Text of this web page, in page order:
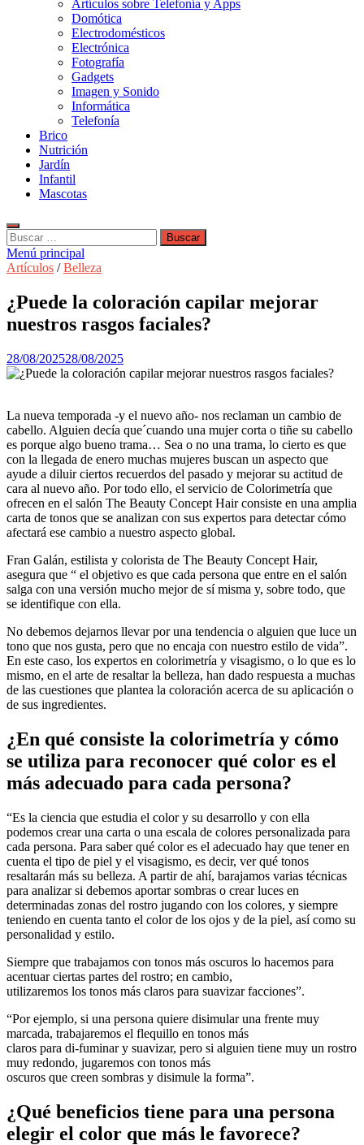
Artículos sobre Telefonía y Apps
Domótica
Electrodomésticos
Electrónica
Fotografía
Gadgets
Imagen y Sonido
Informática
Telefonía
Brico
Nutrición
Jardín
Infantil
Mascotas
Buscar:
Menú principal
Artículos /Belleza
¿Puede la coloración capilar mejorar
nuestros rasgos faciales?
28/08/202528/08/2025
La nueva temporada -y el nuevo año- nos reclaman un cambio de
cabello. Alguien decía que´cuando una mujer corta o tiñe su cabello
es porque algo bueno trama… Sea o no una trama, lo cierto es que
con la llegada de enero muchas mujeres buscan un aspecto que
ayude a diluir ciertos recuerdos del pasado y mejorar su actitud de
cara al nuevo año. Por todo ello, el servicio de Colorimetría que
ofrecen en el salón The Beauty Concept Hair consiste en una amplia
carta de tonos que se analizan con sus expertos para detectar cómo
afectará ese cambio a nuestro aspecto global.
Fran Galán, estilista y colorista de The Beauty Concept Hair,
asegura que “ el objetivo es que cada persona que entre en el salón
salga con una versión mucho mejor de sí misma y, sobre todo, que
se identifique con ella.
No debemos dejarnos llevar por una tendencia o alguien que luce un
tono que nos gusta, pero que no encaja con nuestro estilo de vida”.
En este caso, los expertos en colorimetría y visagismo, o lo que es lo
mismo, en el arte de resaltar la belleza, han dado respuesta a muchas
de las cuestiones que plantea la coloración acerca de su aplicación o
de sus ingredientes.
¿En qué consiste la colorimetría y cómo
se utiliza para reconocer qué color es el
más adecuado para cada persona?
“Es la ciencia que estudia el color y su desarrollo y con ella
podemos crear una carta o una escala de colores personalizada para
cada persona. Para saber qué color es el adecuado hay que tener en
cuenta el tipo de piel y el visagismo, es decir, ver qué tonos
resaltarán más su belleza. A partir de ahí, barajamos varias técnicas
para analizar si debemos aportar sombras o crear luces en
determinadas zonas del rostro jugando con los colores, y siempre
teniendo en cuenta tanto el color de los ojos y de la piel, así como su
personalidad y estilo.
Siempre que trabajamos con tonos más oscuros lo hacemos para
acentuar ciertas partes del rostro; en cambio,
utilizaremos los tonos más claros para suavizar facciones”.
“Por ejemplo, si una persona quiere disimular una frente muy
marcada, trabajaremos el flequillo en tonos más
claros para di-fuminar y suavizar, pero si alguien tiene muy un rostro
muy redondo, jugaremos con tonos más
oscuros que creen sombras y disimule la forma”.
¿Qué beneficios tiene para una persona
elegir el color que más le favorece?